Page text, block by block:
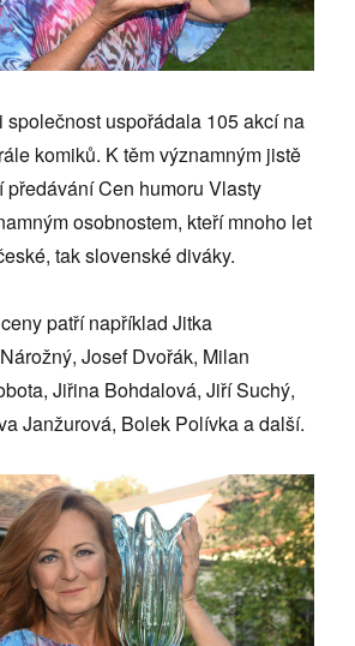
společnost uspořádala 105 akcí na
komiků. K těm významným jistě
předávání Cen humoru Vlasty
osobnostem, kteří mnoho let
tak slovenské diváky.
patří například Jitka
Josef Dvořák, Milan
Jiřina Bohdalová, Jiří Suchý,
Janžurová, Bolek Polívka a další.